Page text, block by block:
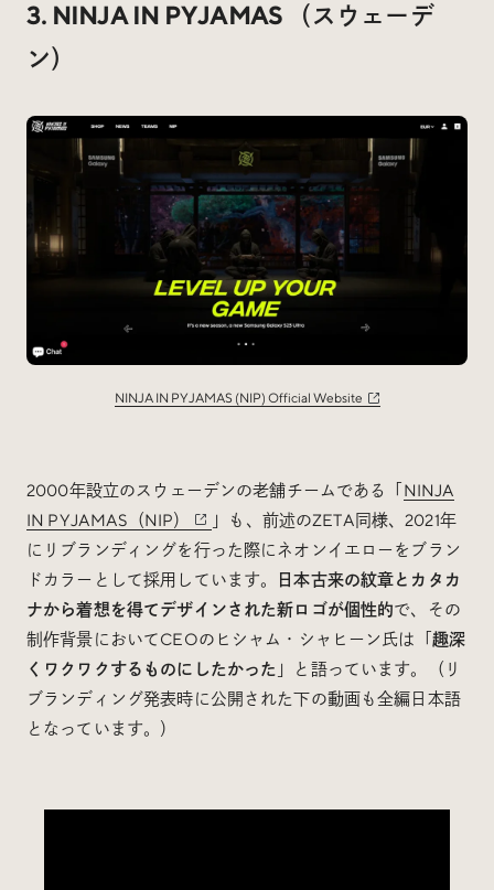
3. NINJA IN PYJAMAS （スウェーデ
ン）
NINJA IN PYJAMAS (NIP) Official Website
2000年設立のスウェーデンの老舗チームである「 NINJA
IN PYJAMAS（NIP）
」も、前述のZETA同様、2021年
にリブランディングを行った際にネオンイエローをブラン
ドカラーとして採用しています。
日本古来の紋章とカタカ
ナから着想を得てデザインされた新ロゴが個性的で、その
制作背景においてCEOのヒシャム・シャヒーン氏は「 趣深
くワクワクするものにしたかった 」と語っています。（リ
ブランディング発表時に公開された下の動画も全編日本語
となっています。）